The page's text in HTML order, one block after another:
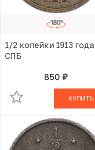
1/2 копейки 1913 года
СПБ
850 руб.В КОРЗИНЕ
КУПИТЬ